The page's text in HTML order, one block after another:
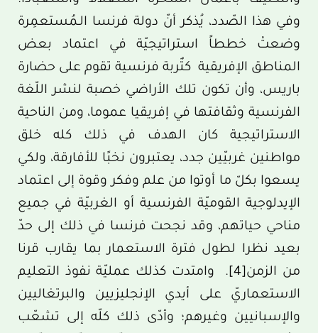
وفي هذا الصّدد، يُذكر أنّ دولة فرنسا الـمُستعمِرة
وضعتْ خططاً استراتيجيّة في اعتماد بعض
المناطق الإفريقية كتٌربة فرنسية تقوم على حضارة
باريس، وأن تكون تلك الأراضي خصبة لنشر اللّغة
الفرنسية وثقافتها في إفريقيا عموما، ومن الناحية
الاستراتيجية كان الهدف في ذلك كله خلق
مواطنين غربيّين جدد، يعتبرون نخبًا للأفارقة، ولكي
يسعوا بكلّ ما أوتوا من علم وفكر وقوة إلى اعتماد
الإيدلوجية القوميّة الفرنسية أو الغربيّة في جميع
مناحي حياتهم، وقد نجحت فرنسا في ذلك إلى حدّ
بعيد نظرا لطول فترة الاستعمار بما يقارب قرنا
من الزمن[4]
. وامتدت كذلك عمليّة نفوذ التعليم
الاستعماريّ على أيدي الإنجليزيين والبرتغاليين
والإسبانيين وغيرهم؛ وأدّى ذلك كلّه إلى تشعّب